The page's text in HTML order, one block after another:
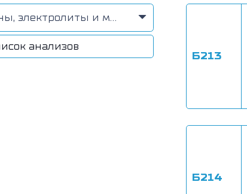
и микроэлементы (78)
анализов
Б213
Б214